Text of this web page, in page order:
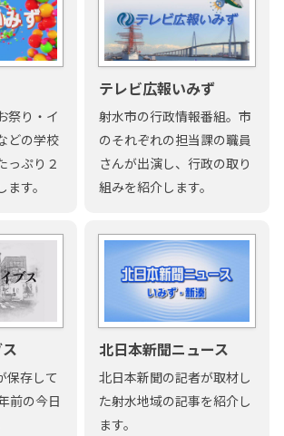
祭り・イ
どの学校
っぷり２
す。
テレビ広報いみず
射水市の行政情報番組。市
のそれぞれの担当課の職員
さんが出演し、行政の取り
組みを紹介します。
保存して
前の今日
北日本新聞ニュース
北日本新聞の記者が取材し
た射水地域の記事を紹介し
ます。